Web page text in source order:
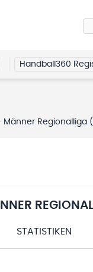
Handball360
Männer Regionalliga
STATISTIKEN